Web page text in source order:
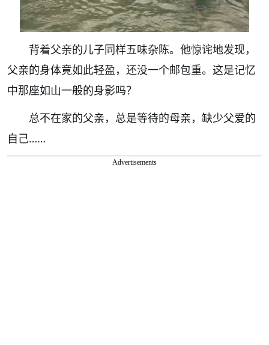
背着父亲的儿子同样五味杂陈。他惊诧地发现，
父亲的身体竟如此轻盈，还没一个邮包重。这是记忆
中那座如山一般的身影吗？
总不在家的父亲，总是等待的母亲，缺少父爱的
自己……
Advertisements